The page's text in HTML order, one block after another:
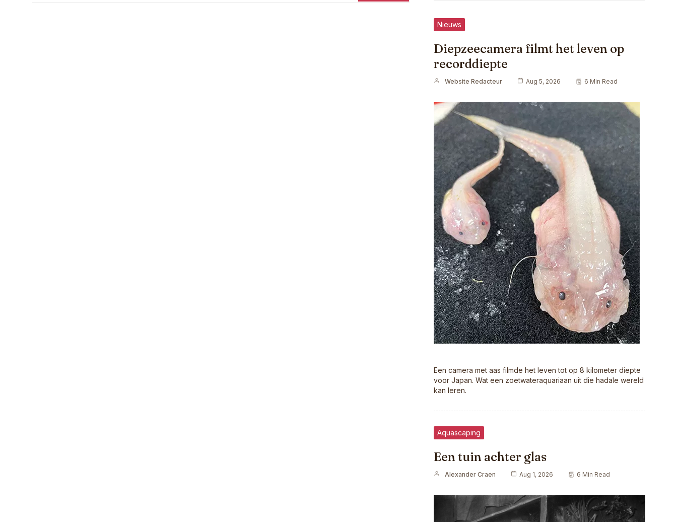
Nieuws
Diepzeecamera filmt het leven op
recorddiepte
Website Redacteur Aug 5, 2026 6 Min Read
Een camera met aas filmde het leven tot op 8 kilometer diepte
voor Japan. Wat een zoetwateraquariaan uit die hadale wereld
kan leren.
Aquascaping
Een tuin achter glas
Alexander Craen Aug 1, 2026 6 Min Read